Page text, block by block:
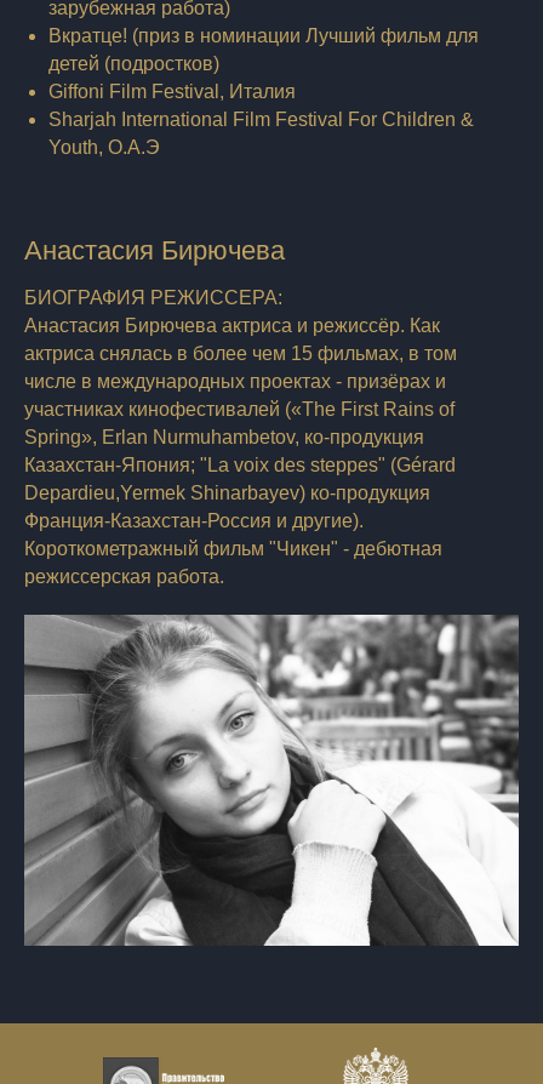
зарубежная работа)
Вкратце! (приз в номинации Лучший фильм для
детей (подростков)
Giffoni Film Festival, Италия
Sharjah International Film Festival For Children &
Youth, О.А.Э
Анастасия Бирючева
БИОГРАФИЯ РЕЖИССЕРА:
Анастасия Бирючева актриса и режиссёр. Как
актриса снялась в более чем 15 фильмах, в том
числе в международных проектах - призёрах и
участниках кинофестивалей («The First Rains of
Spring», Erlan Nurmuhambetov, ко-продукция
Казахстан-Япония; "La voix des steppes" (Gérard
Depardieu,Yermek Shinarbayev) ко-продукция
Франция-Казахстан-Россия и другие).
Короткометражный фильм "Чикен" - дебютная
режиссерская работа.